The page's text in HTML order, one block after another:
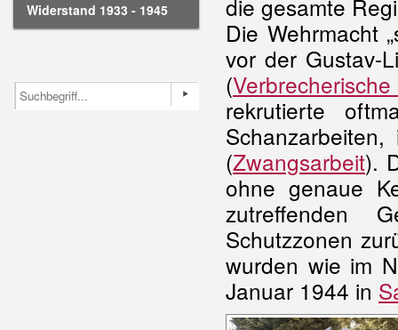
Widerstand 1933 - 1945
die gesamte
Die Wehrmacht
vor der Gustav-
(
rekrutierte
(Zwangsarbeit).
ohne genaue
zutreffenden
Schutzzonen
wurden wie im
Januar 1944 in